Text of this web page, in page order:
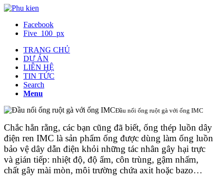
Facebook
Five_100_px
TRANG CHỦ
DỰ ÁN
LIÊN HỆ
TIN TỨC
Search
Menu
Đầu nối ống ruột gà với ống IMC
Chắc hẳn rằng, các bạn cũng đã biết, ống thép luồn dây
điện ren IMC là sản phẩm ống được dùng làm ống luồn
bảo vệ dây dẫn điện khỏi những tác nhân gây hại trực
và gián tiếp: nhiệt độ, độ ẩm, côn trùng, gậm nhấm,
chất gây mài mòn, môi trường chứa axit hoặc bazo…